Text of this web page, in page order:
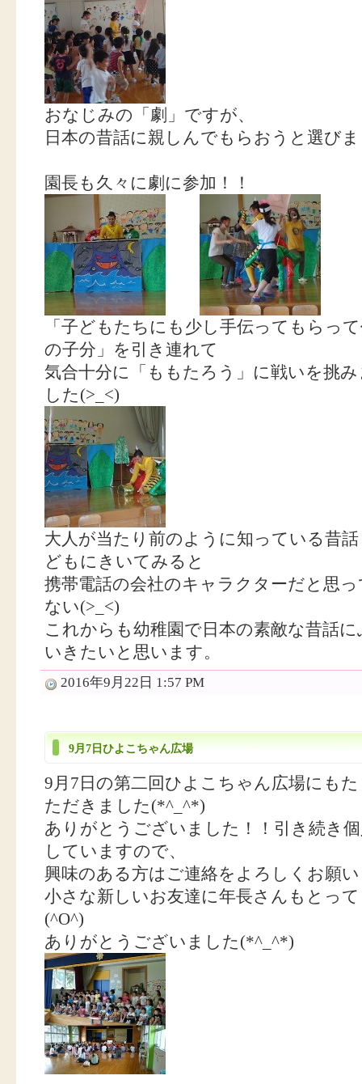
おなじみの「劇」ですが、
日本の昔話に親しんでもらおうと選び
園長も久々に劇に参加！！
「子どもたちにも少し手伝ってもらっ
の子分」を引き連れて
気合十分に「ももたろう」に戦いを挑
した(>_<)
大人が当たり前のように知っている昔
どもにきいてみると
携帯電話の会社のキャラクターだと思
ない(>_<)
これからも幼稚園で日本の素敵な昔話
いきたいと思います。
2016年9月22日 1:57 PM
9月7日ひよこちゃん広場
9月7日の第二回ひよこちゃん広場にも
ただきました(*^_^*)
ありがとうございました！！引き続き
していますので、
興味のある方はご連絡をよろしくお願
小さな新しいお友達に年長さんもとっ
(^O^)
ありがとうございました(*^_^*)